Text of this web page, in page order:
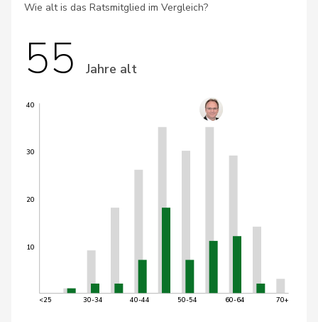
Wie alt is das Ratsmitglied im Vergleich?
55 Jahre alt
10
20
30
40
<25 30-34 40-44 50-54 60-64 70+